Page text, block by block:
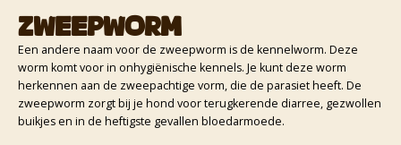
Zweepworm
Een andere naam voor de zweepworm is de kennelworm. Deze
worm komt voor in onhygiënische kennels. Je kunt deze worm
herkennen aan de zweepachtige vorm, die de parasiet heeft. De
zweepworm zorgt bij je hond voor terugkerende diarree, gezwollen
buikjes en in de heftigste gevallen bloedarmoede.